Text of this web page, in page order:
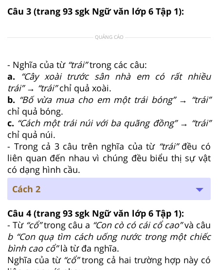
Câu 3 (trang 93 sgk Ngữ văn lớp 6 Tập 1):
QUẢNG CÁO
- Nghĩa của từ “trái”trong các câu:
a. “Cây xoài trước sân nhà em có rất nhiều
trái”→ “trái”chỉ quả xoài.
b. “Bố vừa mua cho em một trái bóng” → “trái”
chỉ quả bóng.
c. “Cách một trái núi với ba quãng đồng” → “trái”
chỉ quả núi.
- Trong cả 3 câu trên nghĩa của từ “trái”đều có
liên quan đến nhau vì chúng đều biểu thị sự vật
có dạng hình cầu.
Cách 2
Câu 4 (trang 93 sgk Ngữ văn lớp 6 Tập 1):
- Từ “cổ”trong câu a “Con cò có cái cổ cao”và câu
b “Con quạ tìm cách uống nước trong một chiếc
bình cao cổ”là từ đa nghĩa.
Nghĩa của từ “cổ”trong cả hai trường hợp này có